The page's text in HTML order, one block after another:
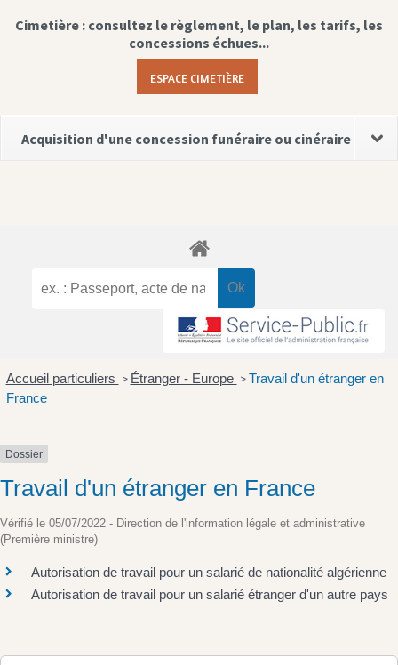
Cimetière : consultez le règlement, le plan, les tarifs, les
concessions échues...
ESPACE CIMETIÈRE
Acquisition d'une concession funéraire ou cinéraire
Accueil particuliers > Étranger - Europe > Travail d'un étranger en
France
Dossier
Travail d'un étranger en France
Vérifié le 05/07/2022 - Direction de l'information légale et administrative
(Première ministre)
Autorisation de travail pour un salarié de nationalité algérienne
Autorisation de travail pour un salarié étranger d'un autre pays